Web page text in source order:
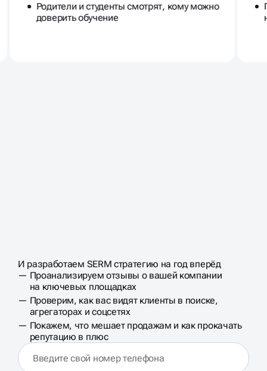
Родители и студенты смотрят, кому можно
доверить обучение
АУДИТОНЛАЙН-
РЕПУТАЦИИ
БИЗНЕСА
И разработаем SERM стратегию на год вперёд
Проанализируем отзывы о вашей компании
на ключевых площадках
Проверим, как вас видят клиенты в поиске,
агрегаторах и соцсетях
Покажем, что мешает продажам и как прокачать
репутацию в плюс